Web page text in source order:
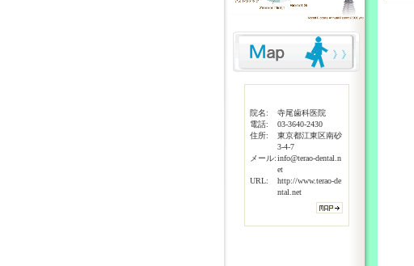
院名:
寺尾歯科医院
電話:
03-3640-2430
住所:
東京都江東区南砂
3-4-7
メール:info@terao-dental.n
et
URL:
http://www.terao-de
ntal.net